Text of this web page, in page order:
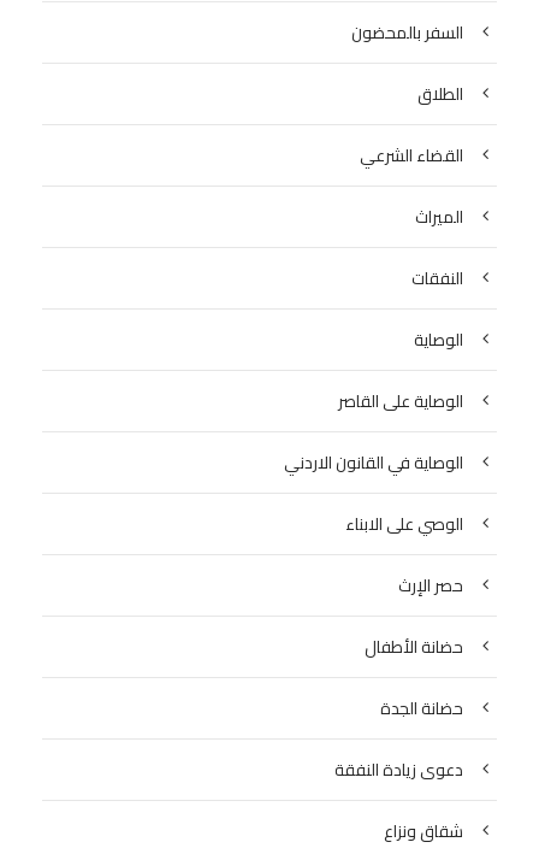
السفر بالمحضون
الطلاق
القضاء الشرعي
الميراث
النفقات
الوصاية
الوصاية على القاصر
الوصاية في القانون الاردني
الوصي على الابناء
حصر الإرث
حضانة الأطفال
حضانة الجدة
دعوى زيادة النفقة
شقاق ونزاع